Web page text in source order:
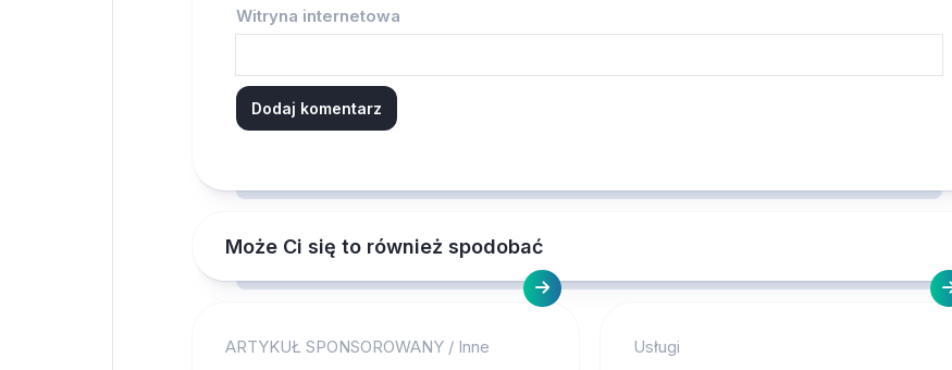
Witryna internetowa
Może Ci się to również spodobać
ARTYKUŁ SPONSOROWANY / Inne Usługi